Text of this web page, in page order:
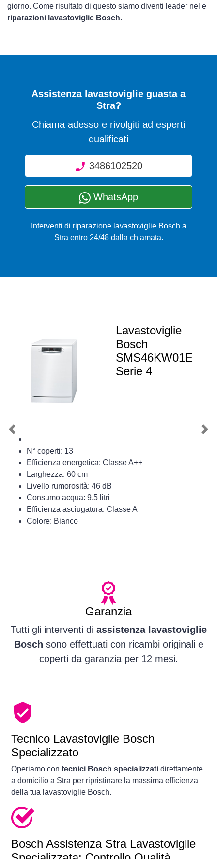
giorno. Come risultato di questo siamo diventi leader nelle
riparazioni lavastoviglie Bosch.
Assistenza lavastoviglie guasta a
Stra?
Chiama adesso e rivolgiti ad esperti
qualificati
3486102520
WhatsApp
Interventi di riparazione lavastoviglie Bosch a
Stra entro 24/48 dalla chiamata.
Lavastoviglie
Bosch
SMS46KW01E
Serie 4
N° coperti: 13
Efficienza energetica: Classe A++
Larghezza: 60 cm
Livello rumorosità: 46 dB
Consumo acqua: 9.5 litri
Efficienza asciugatura: Classe A
Colore: Bianco
Previous
Garanzia
Tutti gli interventi di assistenza lavastoviglie
Bosch sono effettuati con ricambi originali e
coperti da garanzia per 12 mesi.
Tecnico Lavastoviglie Bosch
Specializzato
Operiamo con tecnici Bosch specializzati direttamente
a domicilio a Stra per ripristinare la massima efficienza
della tua lavastoviglie Bosch.
Bosch Assistenza Stra Lavastoviglie